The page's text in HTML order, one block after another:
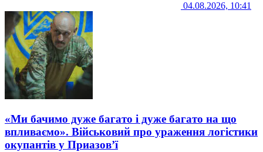
04.08.2026, 10:41
«Ми бачимо дуже багато і дуже багато на що
впливаємо». Військовий про ураження логістики
окупантів у Приазов’ї